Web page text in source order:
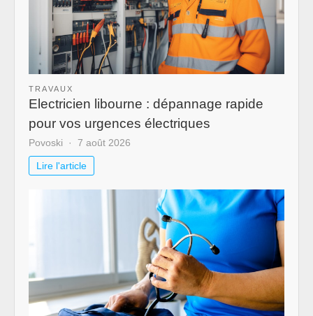
TRAVAUX
Electricien libourne : dépannage rapide
pour vos urgences électriques
Povoski 7 août 2026
Lire l'article